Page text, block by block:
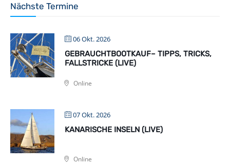
Nächste Termine
06 Okt. 2026
GEBRAUCHTBOOTKAUF– TIPPS, TRICKS,
FALLSTRICKE (LIVE)
Online
07 Okt. 2026
KANARISCHE INSELN (LIVE)
Online